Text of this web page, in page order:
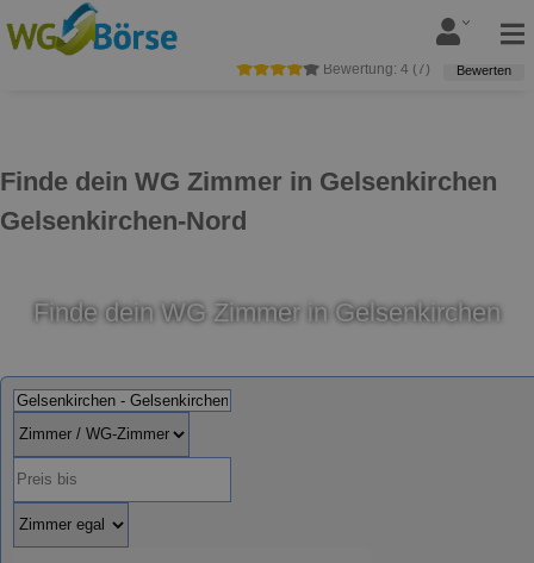
Finde dein WG Zimmer in Gelsenkirchen
Gelsenkirchen-Nord
Bewertung: 4 ( 7) Bewerten
Finde dein WG Zimmer in Gelsenkirchen